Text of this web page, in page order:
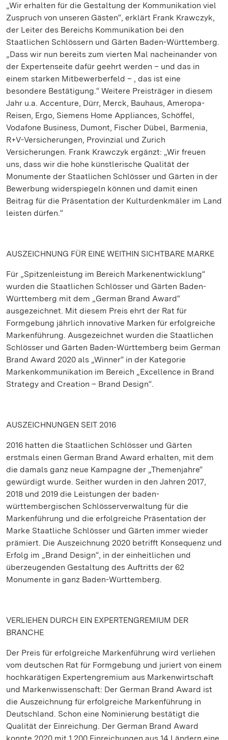
„Wir erhalten für die Gestaltung der Kommunikation viel
Zuspruch von unseren Gästen“, erklärt Frank Krawczyk,
der Leiter des Bereichs Kommunikation bei den
Staatlichen Schlössern und Gärten Baden-Württemberg.
„Dass wir nun bereits zum vierten Mal nacheinander von
der Expertenseite dafür geehrt werden – und das in
einem starken Mitbewerberfeld – , das ist eine
besondere Bestätigung.“ Weitere Preisträger in diesem
Jahr u.a. Accenture, Dürr, Merck, Bauhaus, Ameropa-
Reisen, Ergo, Siemens Home Appliances, Schöffel,
Vodafone Business, Dumont, Fischer Dübel, Barmenia,
R+V-Versicherungen, Provinzial und Zurich
Versicherungen. Frank Krawczyk ergänzt: „Wir freuen
uns, dass wir die hohe künstlerische Qualität der
Monumente der Staatlichen Schlösser und Gärten in der
Bewerbung widerspiegeln können und damit einen
Beitrag für die Präsentation der Kulturdenkmäler im Land
leisten dürfen.“
AUSZEICHNUNG FÜR EINE WEITHIN SICHTBARE MARKE
Für „Spitzenleistung im Bereich Markenentwicklung“
wurden die Staatlichen Schlösser und Gärten Baden-
Württemberg mit dem „German Brand Award“
ausgezeichnet. Mit diesem Preis ehrt der Rat für
Formgebung jährlich innovative Marken für erfolgreiche
Markenführung. Ausgezeichnet wurden die Staatlichen
Schlösser und Gärten Baden-Württemberg beim German
Brand Award 2020 als „Winner“ in der Kategorie
Markenkommunikation im Bereich „Excellence in Brand
Strategy and Creation – Brand Design“.
AUSZEICHNUNGEN SEIT 2016
2016 hatten die Staatlichen Schlösser und Gärten
erstmals einen German Brand Award erhalten, mit dem
die damals ganz neue Kampagne der „Themenjahre“
gewürdigt wurde. Seither wurden in den Jahren 2017,
2018 und 2019 die Leistungen der baden-
württembergischen Schlösserverwaltung für die
Markenführung und die erfolgreiche Präsentation der
Marke Staatliche Schlösser und Gärten immer wieder
prämiert. Die Auszeichnung 2020 betrifft Konsequenz und
Erfolg im „Brand Design“, in der einheitlichen und
überzeugenden Gestaltung des Auftritts der 62
Monumente in ganz Baden-Württemberg.
VERLIEHEN DURCH EIN EXPERTENGREMIUM DER
BRANCHE
Der Preis für erfolgreiche Markenführung wird verliehen
vom deutschen Rat für Formgebung und juriert von einem
hochkarätigen Expertengremium aus Markenwirtschaft
und Markenwissenschaft: Der German Brand Award ist
die Auszeichnung für erfolgreiche Markenführung in
Deutschland. Schon eine Nominierung bestätigt die
Qualität der Einreichung. Der German Brand Award